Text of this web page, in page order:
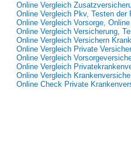
Online Vergleich
Online Vergleich Pkv, Testen der
Online Vergleich Vorsorge,
Online Vergleich Versicherung,
Online Vergleich Versichern
Online Vergleich Private
Online Vergleich
Online Vergleich
Online Vergleich
Online Check Private